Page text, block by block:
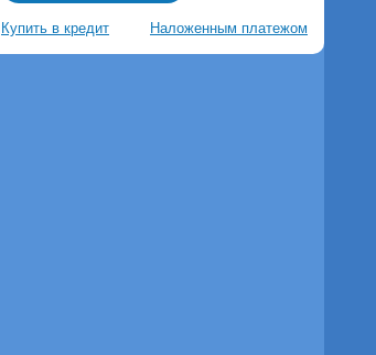
Купить в кредит Наложенным платежом